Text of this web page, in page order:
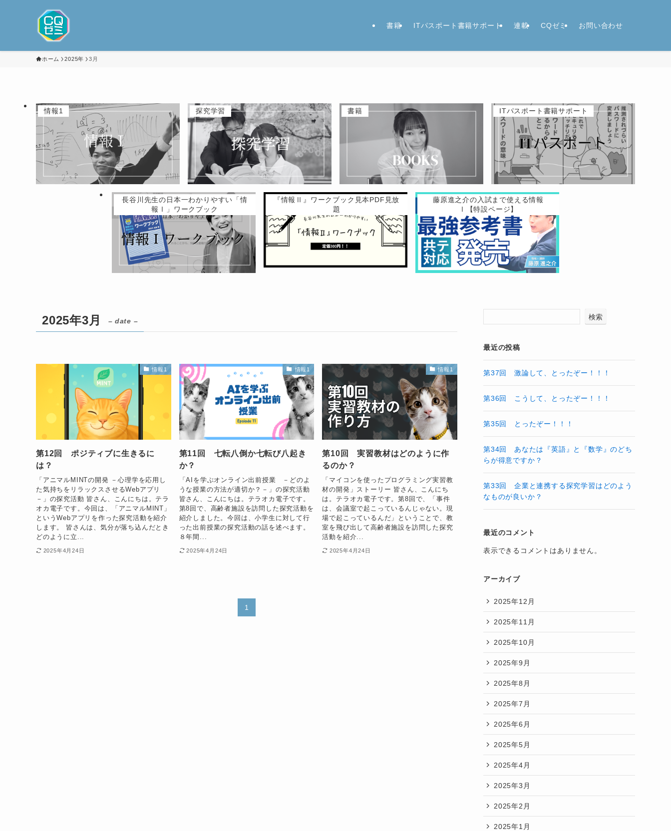
書籍 ITパスポート書籍サポート 連載 CQゼミ お問い合わせ
ホーム 2025年 3月
情報1 探究学習 書籍 ITパスポート書籍サポート
長谷川先生の日本一わかりやすい「情
報Ⅰ」ワークブック
『情報Ⅱ』ワークブック見本PDF見放
題
藤原進之介の入試まで使える情報
Ⅰ【特設ページ】
2025年3月 – date –
情報1
第12回 ポジティブに生きるに
は？
「アニマルMINTの開発 －心理学を応用し
た気持ちをリラックスさせるWebアプリ
－」の探究活動 皆さん、こんにちは。テラ
オカ電子です。今回は、「アニマルMINT」
というWebアプリを作った探究活動を紹介
します。 皆さんは、気分が落ち込んだとき
どのように立...
2025年4月24日
情報1
第11回 七転八倒か七転び八起き
か？
「AIを学ぶオンライン出前授業 －どのよ
うな授業の方法が適切か？－」の探究活動
皆さん、こんにちは。テラオカ電子です。
第8回で、高齢者施設を訪問した探究活動を
紹介しました。今回は、小学生に対して行
った出前授業の探究活動の話を述べます。
８年間...
2025年4月24日
情報1
第10回 実習教材はどのように作
るのか？
「マイコンを使ったプログラミング実習教
材の開発」ストーリー 皆さん、こんにち
は。テラオカ電子です。第8回で、「事件
は、会議室で起こっているんじゃない。現
場で起こっているんだ」ということで、教
室を飛び出して高齢者施設を訪問した探究
活動を紹介...
2025年4月24日
1
検索
最近の投稿
第37回 激論して、とったぞー！！！
第36回 こうして、とったぞー！！！
第35回 とったぞー！！！
第34回 あなたは『英語』と『数学』のどち
らが得意ですか？
第33回 企業と連携する探究学習はどのよう
なものが良いか？
最近のコメント
表示できるコメントはありません。
アーカイブ
2025年12月
2025年11月
2025年10月
2025年9月
2025年8月
2025年7月
2025年6月
2025年5月
2025年4月
2025年3月
2025年2月
2025年1月